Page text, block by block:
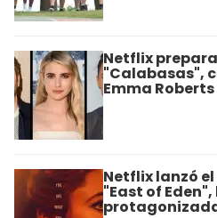
Netflix
"Calabasas",
Emma
Netflix lanzó
"East of